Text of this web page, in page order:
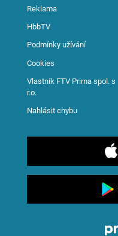
Reklama
HbbTV
Podmínky užívání
Cookies
Vlastník FTV Prima spol. s
r.o.
Nahlásit chybu